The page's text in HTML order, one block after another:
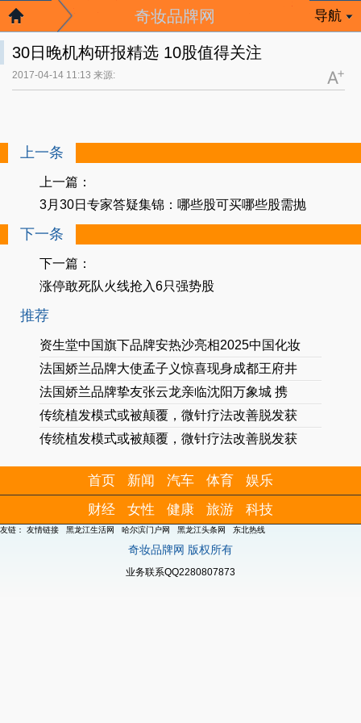
奇妆品牌网 导航
30日晚机构研报精选 10股值得关注
2017-04-14 11:13 来源:
上一条
上一篇：
3月30日专家答疑集锦：哪些股可买哪些股需抛
下一条
下一篇：
涨停敢死队火线抢入6只强势股
推荐
资生堂中国旗下品牌安热沙亮相2025中国化妆
法国娇兰品牌大使孟子义惊喜现身成都王府井
法国娇兰品牌挚友张云龙亲临沈阳万象城 携
传统植发模式或被颠覆，微针疗法改善脱发获
传统植发模式或被颠覆，微针疗法改善脱发获
首页 新闻 汽车 体育
娱乐
财经
女性 健康 旅游 科技
友链： 友情链接 黑龙江生活网 哈尔滨门户网 黑龙江头条网 东北热线
奇妆品牌网 版权所有
业务联系QQ2280807873